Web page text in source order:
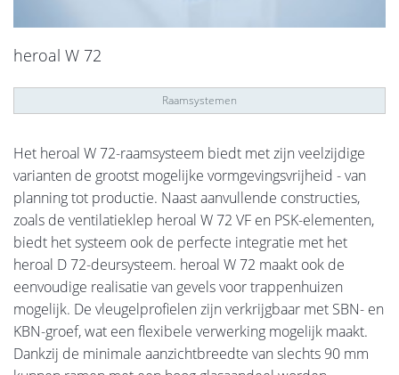
heroal W 72
Raamsystemen
Het heroal W 72-raamsysteem biedt met zijn veelzijdige
varianten de grootst mogelijke vormgevingsvrijheid - van
planning tot productie. Naast aanvullende constructies,
zoals de ventilatieklep heroal W 72 VF en PSK-elementen,
biedt het systeem ook de perfecte integratie met het
heroal D 72-deursysteem. heroal W 72 maakt ook de
eenvoudige realisatie van gevels voor trappenhuizen
mogelijk. De vleugelprofielen zijn verkrijgbaar met SBN- en
KBN-groef, wat een flexibele verwerking mogelijk maakt.
Dankzij de minimale aanzichtbreedte van slechts 90 mm